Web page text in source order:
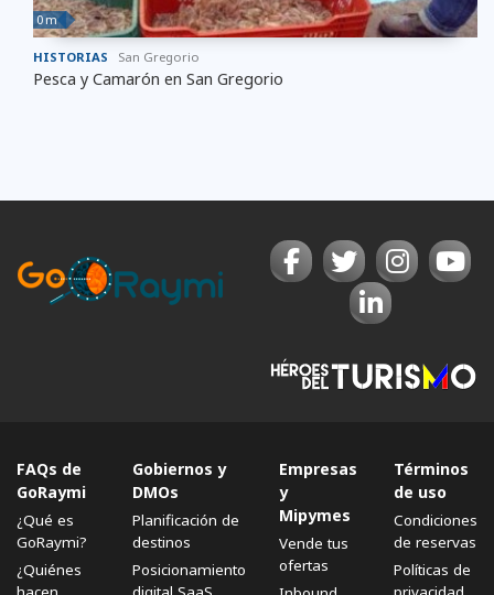
0 m
HISTORIAS San Gregorio
Pesca y Camarón en San Gregorio
FAQs de
GoRaymi
¿Qué es
GoRaymi?
¿Quiénes
Gobiernos y
DMOs
Planificación de
destinos
Posicionamiento
Empresas
y
Mipymes
Vende tus
ofertas
Términos
de uso
Condiciones
de reservas
Políticas de